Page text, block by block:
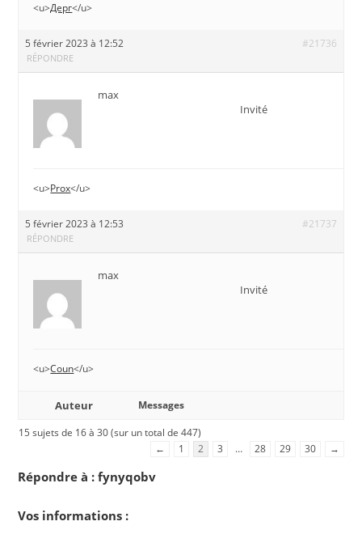
<u>Дерг</u>
5 février 2023 à 12:52 #21736
RÉPONDRE
max
Invité
<u>Prox</u>
5 février 2023 à 12:53 #21737
RÉPONDRE
max
Invité
<u>Coun</u>
Auteur
Messages
15 sujets de 16 à 30 (sur un total de 447)
←
1 2 3 … 28 29 30 →
Répondre à : fynyqobv
Vos informations :